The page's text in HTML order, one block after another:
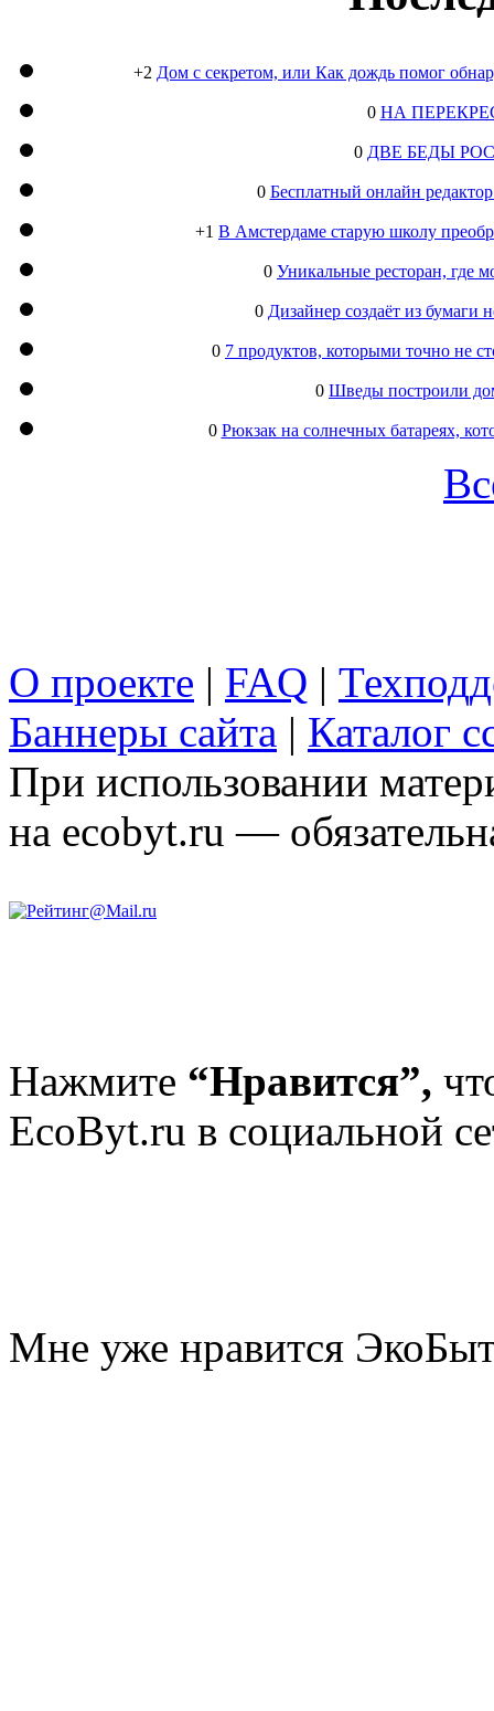
+2 Дом с секретом, или Как дождь помог
0 НА
0 ДВЕ БЕДЫ
0 Бесплатный онлайн
+1 В Амстердаме старую школу
0 Уникальные ресторан, где
0 Дизайнер создаёт из
0 7 продуктов, которыми точно не
0 Шведы построили
0 Рюкзак на солнечных батареях,
О проекте | FAQ |
Баннеры сайта | Каталог
При использовании
на ecobyt.ru —
Нажмите “Нравится”,
EcoByt.ru в социальной
Мне уже нравится